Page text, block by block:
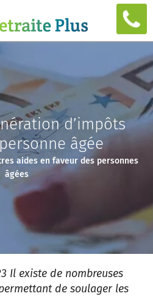
d’impôts
âgée
aides en faveur des personnes
âgées
Il existe de nombreuses
de soulager les